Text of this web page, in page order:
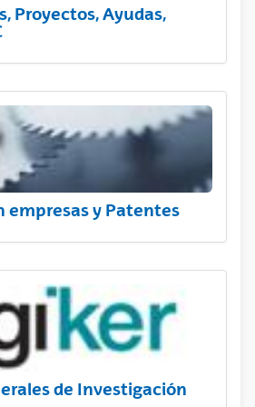
Proyectos, Ayudas,
empresas y Patentes
de Investigación